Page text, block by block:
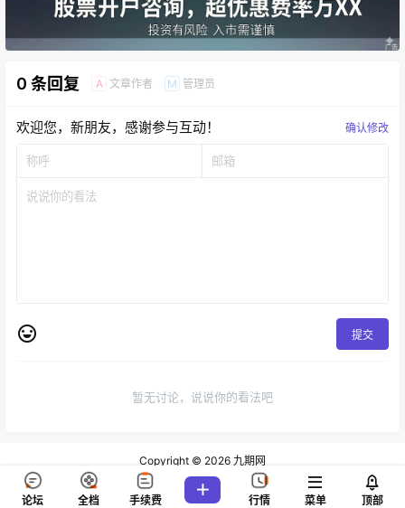
0 条回复 A 文章作者 M 管理员
欢迎您，新朋友，感谢参与互动！ 确认修改
提交
暂无讨论，说说你的看法吧
Copyright © 2026 九期网
查询 83 次，耗时 0.1651 秒
论坛 全档 手续费 行情 菜单 顶部